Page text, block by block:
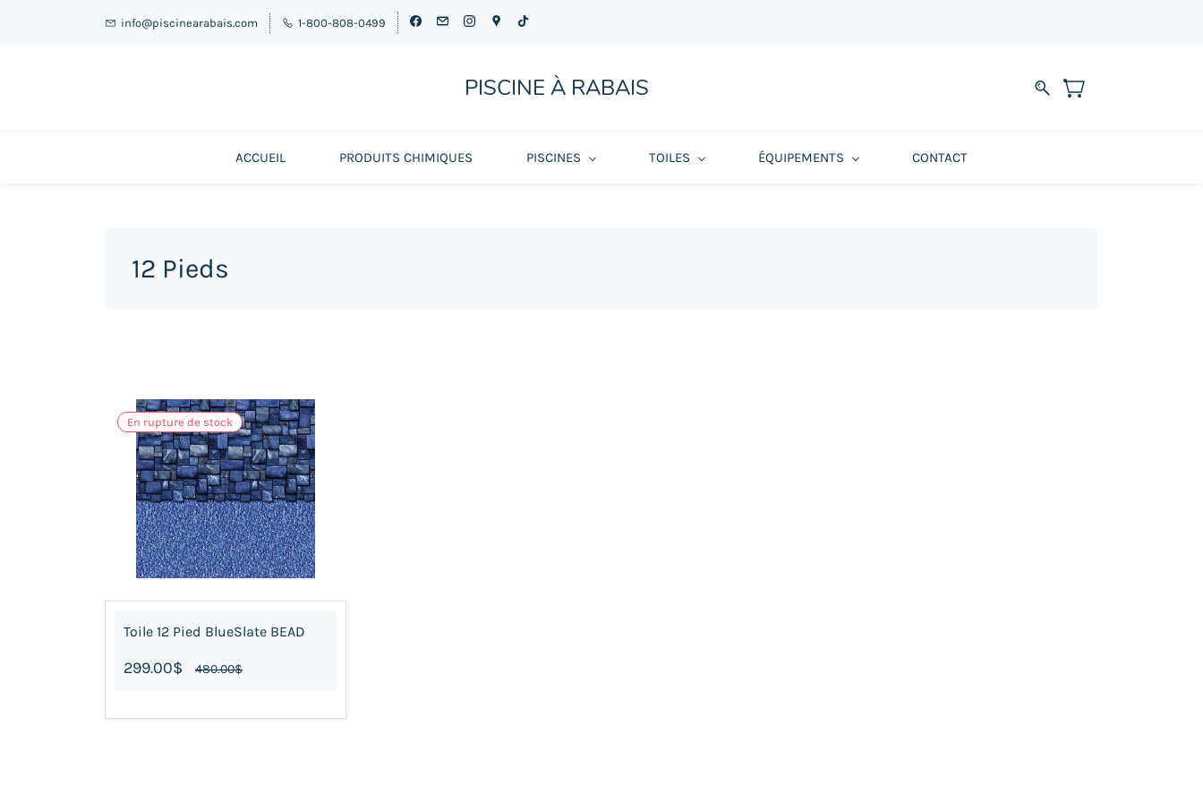
info@piscinearabais.com 1-800-808-0499
PISCINE À RABAIS
ACCUEIL PRODUITS CHIMIQUES PISCINES TOILES ÉQUIPEMENTS CONTACT
12 Pieds
En rupture de stock
Toile 12 Pied BlueSlate BEAD
299.00$ 480.00$